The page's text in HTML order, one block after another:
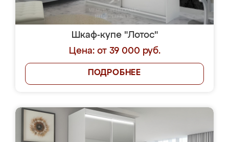
Шкаф-купе "Лотос"
Цена: от 39 000 руб.
ПОДРОБНЕЕ